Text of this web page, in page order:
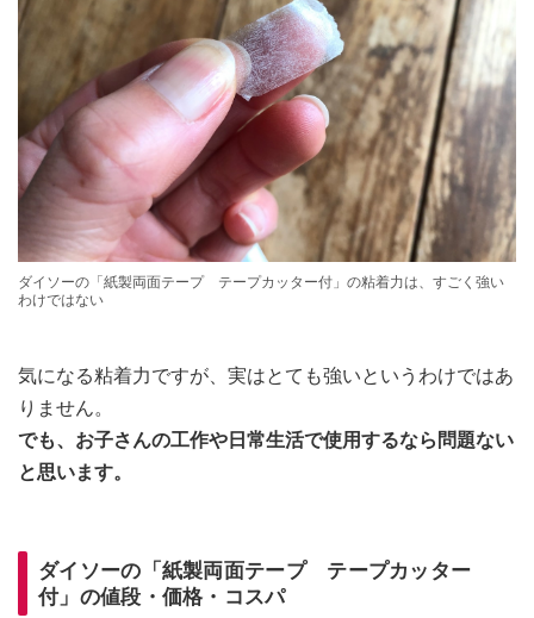
ダイソーの「紙製両面テープ テープカッター付」の粘着力は、すごく強い
わけではない
気になる粘着力ですが、実はとても強いというわけではあ
りません。
でも、お子さんの工作や日常生活で使用するなら問題ない
と思います。
ダイソーの「紙製両面テープ テープカッター
付」の値段・価格・コスパ